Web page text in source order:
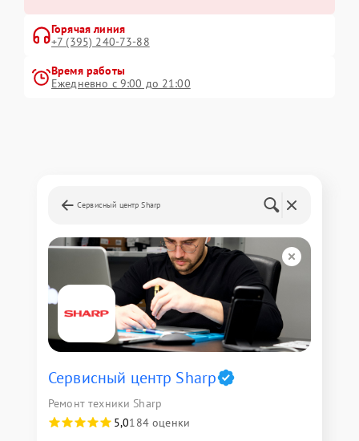
Горячая линия
+7 (395) 240-73-88
Время работы
Ежедневно с 9:00 до 21:00
Сервисный центр Sharp
Сервисный центр Sharp
Ремонт техники Sharp
5,0184 оценки